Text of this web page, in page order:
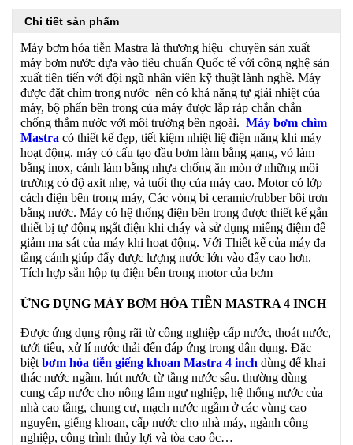
Chi tiết sản phẩm
Máy bơm hỏa tiễn Mastra là thương hiệu chuyên sản xuất
máy bơm nước dựa vào tiêu chuẩn Quốc tế với công nghệ sản
xuất tiên tiến với đội ngũ nhân viên kỹ thuật lành nghề. Máy
được đặt chìm trong nước nên có khả năng tự giải nhiệt của
máy, bộ phẩn bên trong của máy được lắp ráp chắn chắn
chống thắm nước với môi trường bên ngoài. Máy bơm chìm
Mastra có thiết kế đẹp, tiết kiệm nhiệt liệ điện năng khi máy
hoạt động. máy có cấu tạo đầu bơm làm bằng gang, vỏ làm
bằng inox, cánh làm bằng nhựa chống ăn mòn ở những môi
trường có độ axit nhẹ, và tuổi thọ của máy cao. Motor có lớp
cách điện bên trong máy, Các vòng bi ceramic/rubber bôi trơn
bằng nước. Máy có hệ thống điện bên trong được thiết kế gắn
thiết bị tự động ngắt điện khi cháy và sử dụng miếng điệm để
giảm ma sát của máy khi hoạt động. Với Thiết kể của máy đa
tầng cánh giúp đẩy được lượng nước lớn vào đẩy cao hơn.
Tích hợp sẵn hộp tụ điện bên trong motor của bơm
ỨNG DỤNG MÁY BƠM HỎA TIỄN MASTRA 4 INCH
Được ứng dụng rộng rãi từ công nghiệp cấp nước, thoát nước,
tưới tiêu, xử lí nước thải đến đáp ứng trong dân dụng. Đặc
biệt bơm hỏa tiễn giếng khoan Mastra 4 inch dùng để khai
thác nước ngầm, hút nước từ tầng nước sâu. thường dùng
cung cấp nước cho nông lâm ngư nghiệp, hệ thống nước của
nhà cao tầng, chung cư, mạch nước ngầm ở các vùng cao
nguyên, giếng khoan, cấp nước cho nhà máy, ngành công
nghiệp, công trình thủy lợi và tòa cao ốc…